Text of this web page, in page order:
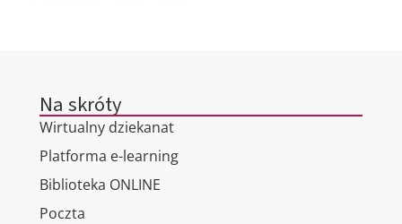
Na skróty
Wirtualny dziekanat
Platforma e-learning
Biblioteka ONLINE
Poczta